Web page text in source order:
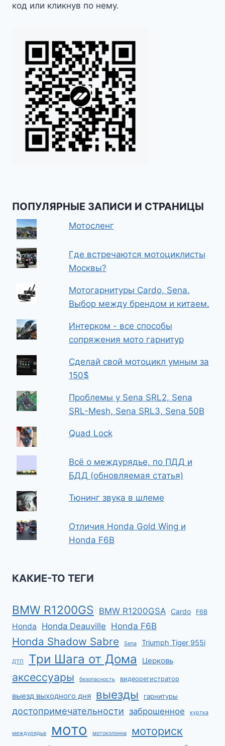
код или кликнув по нему.
ПОПУЛЯРНЫЕ ЗАПИСИ И СТРАНИЦЫ
Мотосленг
Где встречаются мотоциклисты
Москвы?
Мотогарнитуры Cardo, Sena.
Выбор между брендом и китаем.
Интерком - все способы
сопряжения мото гарнитур
Сделай свой мотоцикл умным за
150$
Проблемы у Sena SRL2, Sena
SRL-Mesh, Sena SRL3, Sena 50B
Quad Lock
Всё о междурядье, по ПДД и
БДД (обновляемая статья)
Тюнинг звука в шлеме
Отличия Honda Gold Wing и
Honda F6B
КАКИЕ-ТО ТЕГИ
BMW R1200GS BMW R1200GSA Cardo F6B
Honda Honda Deauville Honda F6B
Honda Shadow Sabre Sena Triumph Tiger 955i
ДТП Три Шага от Дома Церковь
аксессуары безопасность видеорегистратор
выезд выходного дня выезды гарнитуры
достопримечательности заброшенное куртка
междурядье мото мотоколонна моториск